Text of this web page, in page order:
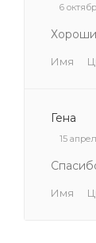
6
Имя
Гена
15
Имя